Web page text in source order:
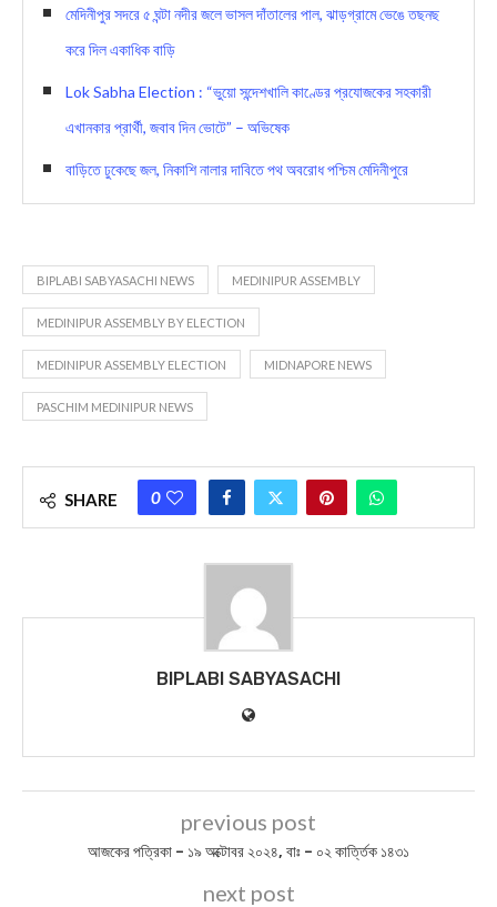
মেদিনীপুর সদরে ৫ ঘন্টা নদীর জলে ভাসল দাঁতালের পাল, ঝাড়গ্রামে ভেঙে তছনছ
করে দিল একাধিক বাড়ি
Lok Sabha Election : “ভুয়ো সন্দেশখালি কাণ্ডের প্রযোজকের সহকারী
এখানকার প্রার্থী, জবাব দিন ভোটে” – অভিষেক
বাড়িতে ঢুকেছে জল, নিকাশি নালার দাবিতে পথ অবরোধ পশ্চিম মেদিনীপুরে
BIPLABI SABYASACHI NEWS MEDINIPUR ASSEMBLY
MEDINIPUR ASSEMBLY BY ELECTION
MEDINIPUR ASSEMBLY ELECTION MIDNAPORE NEWS
PASCHIM MEDINIPUR NEWS
SHARE 0
BIPLABI SABYASACHI
previous post
আজকের পত্রিকা – ১৯ অক্টোবর ২০২৪, বাঃ – ০২ কার্ত্তিক ১৪৩১
next post